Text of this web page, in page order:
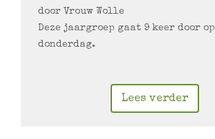
door Vrouw Wolle
Deze jaargroep gaat 9 keer door op
donderdag.
Lees verder